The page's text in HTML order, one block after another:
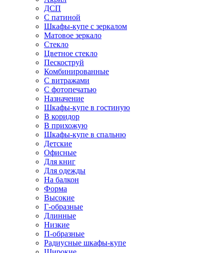
ДСП
С патиной
Шкафы-купе с зеркалом
Матовое зеркало
Стекло
Цветное стекло
Пескоструй
Комбинированные
С витражами
С фотопечатью
Назначение
Шкафы-купе в гостиную
В коридор
В прихожую
Шкафы-купе в спальню
Детские
Офисные
Для книг
Для одежды
На балкон
Форма
Высокие
Г-образные
Длинные
Низкие
П-образные
Радиусные шкафы-купе